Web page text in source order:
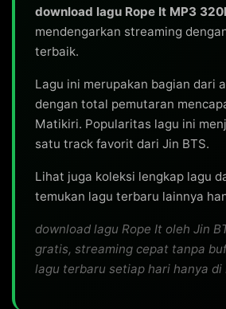
download lagu Rope It MP3
mendengarkan streaming
terbaik.
Lagu ini merupakan bagian dari
dengan total pemutaran
Matikiri. Popularitas lagu ini
satu track favorit dari Jin BTS.
Lihat juga koleksi lengkap lagu
temukan lagu terbaru lainnya
download lagu Rope It oleh Jin
gratis, streaming cepat tanpa
lagu terbaru setiap hari hanya di